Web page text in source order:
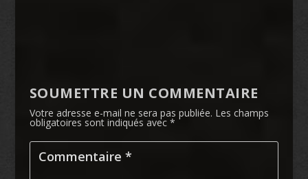
SOUMETTRE UN COMMENTAIRE
Votre adresse e-mail ne sera pas publiée. Les champs
obligatoires sont indiqués avec *